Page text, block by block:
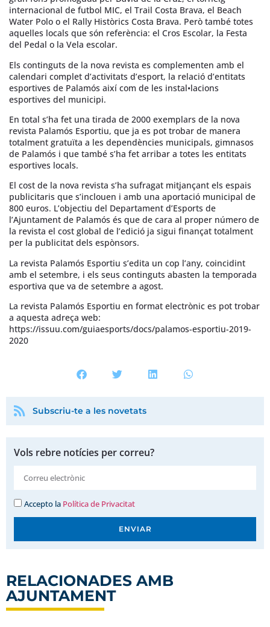
internacional de futbol MIC, el Trail Costa Brava, el Beach
Water Polo o el Rally Històrics Costa Brava. Però també totes
aquelles locals que són referència: el Cros Escolar, la Festa
del Pedal o la Vela escolar.
Els continguts de la nova revista es complementen amb el
calendari complet d’activitats d’esport, la relació d’entitats
esportives de Palamós així com de les instal•lacions
esportives del municipi.
En total s’ha fet una tirada de 2000 exemplars de la nova
revista Palamós Esportiu, que ja es pot trobar de manera
totalment gratuïta a les dependències municipals, gimnasos
de Palamós i que també s’ha fet arribar a totes les entitats
esportives locals.
El cost de la nova revista s’ha sufragat mitjançant els espais
publicitaris que s’inclouen i amb una aportació municipal de
800 euros. L’objectiu del Departament d’Esports de
l’Ajuntament de Palamós és que de cara al proper número de
la revista el cost global de l’edició ja sigui finançat totalment
per la publicitat dels espònsors.
La revista Palamós Esportiu s’edita un cop l’any, coincidint
amb el setembre, i els seus continguts abasten la temporada
esportiva que va de setembre a agost.
La revista Palamós Esportiu en format electrònic es pot trobar
a aquesta adreça web:
https://issuu.com/guiaesports/docs/palamos-esportiu-2019-
2020
Subscriu-te a les novetats
Vols rebre notícies per correu?
Accepto la Política de Privacitat
ENVIAR
RELACIONADES AMB
AJUNTAMENT